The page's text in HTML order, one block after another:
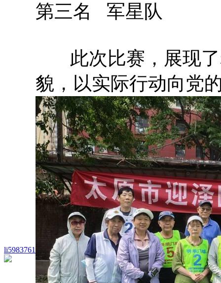
li5983761
第三名 军星队
此次比赛，展现了
貌，以实际行动向党